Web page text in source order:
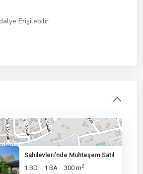
Erişilebilir
Sahilevleri’nde Muhteşem Satıl
1 BD
1 BA 300 m2